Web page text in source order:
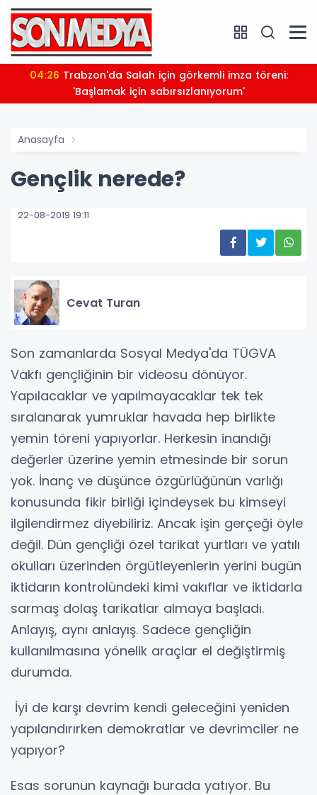
04:26
'Başlamak için sabırsızlanıyorum'
Anasayfa
Gençlik nerede?
22-08-2019 19:11
Cevat Turan
Son zamanlarda Sosyal Medya'da TÜGVA
Vakfı gençliğinin bir videosu dönüyor.
Yapılacaklar ve yapılmayacaklar tek tek
sıralanarak yumruklar havada hep birlikte
yemin töreni yapıyorlar. Herkesin inandığı
değerler üzerine yemin etmesinde bir sorun
yok. İnanç ve düşünce özgürlüğünün varlığı
konusunda fikir birliği içindeysek bu kimseyi
ilgilendirmez diyebiliriz. Ancak işin gerçeği öyle
değil. Dün gençliği özel tarikat yurtları ve yatılı
okulları üzerinden örgütleyenlerin yerini bugün
iktidarın kontrolündeki kimi vakıflar ve iktidarla
sarmaş dolaş tarikatlar almaya başladı.
Anlayış, aynı anlayış. Sadece gençliğin
kullanılmasına yönelik araçlar el değiştirmiş
durumda.
İyi de karşı devrim kendi geleceğini yeniden
yapılandırırken demokratlar ve devrimciler ne
yapıyor?
Esas sorunun kaynağı burada yatıyor. Bu